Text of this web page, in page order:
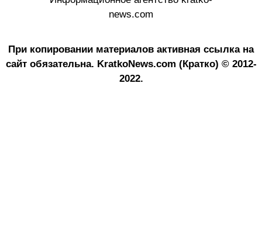
news.com
При копировании материалов активная ссылка на
сайт обязательна. KratkoNews.com (Кратко) © 2012-
2022.